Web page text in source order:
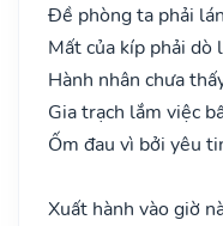
Đề phòng ta phải
Mất của kíp phải dò
Hành nhân chưa
Gia trạch lắm việc
Ốm đau vì bởi yêu
Xuất hành vào giờ